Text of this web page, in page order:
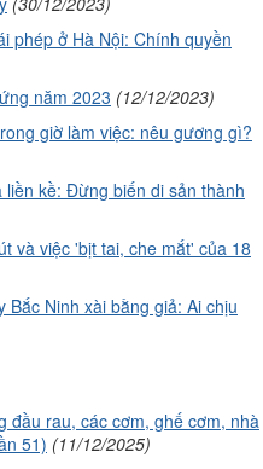
phép ở Hà Nội: Chính quyền
năm 2023 (12/12/2023)
giờ làm việc: nêu gương gì?
kề: Đừng biến di sản thành
và việc 'bịt tai, che mắt' của 18
Ninh xài bằng giả: Ai chịu
đầu rau, các cơm, ghế cơm, nhà
51) (11/12/2025)